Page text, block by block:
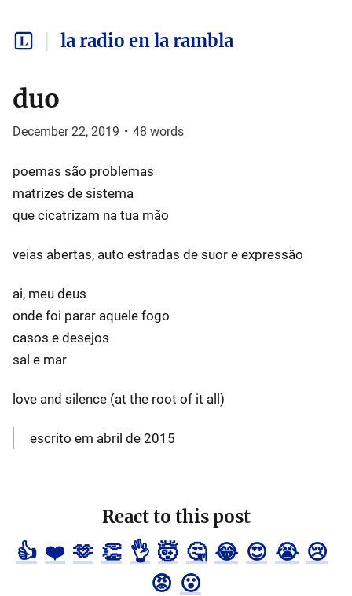
la radio en la rambla
duo
December 22, 2019 • 48 words
poemas são problemas
matrizes de sistema
que cicatrizam na tua mão
veias abertas, auto estradas de suor e expressão
ai, meu deus
onde foi parar aquele fogo
casos e desejos
sal e mar
love and silence (at the root of it all)
escrito em abril de 2015
React to this post
👍 ❤️ 🫶 👏 👌 🤯 🤔 😂 😍 😭 😢
😡 😮